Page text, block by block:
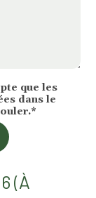
que les
dans le
(À